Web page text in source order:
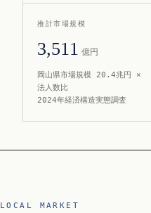
推計市場規模
3,511 億円
岡山県市場規模 20.4兆円 ×
法人数比
2024年経済構造実態調査
LOCAL MARKET